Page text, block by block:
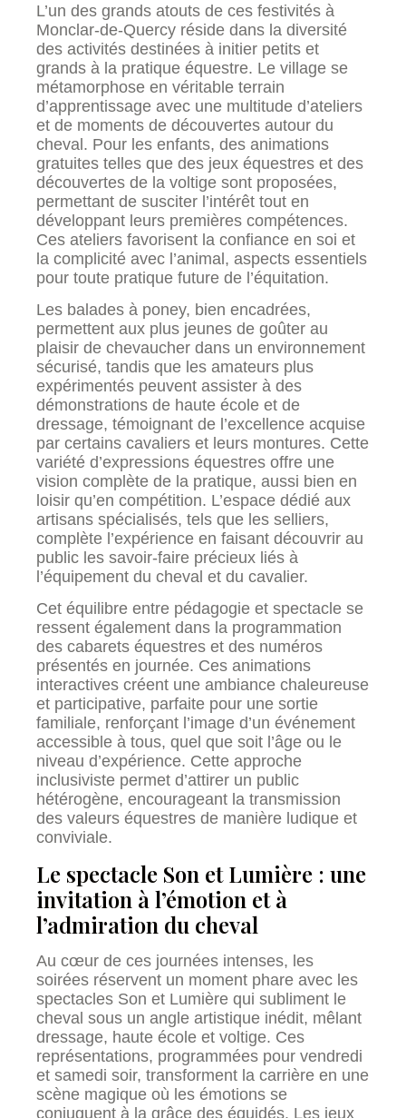
L’un des grands atouts de ces festivités à
Monclar-de-Quercy réside dans la diversité
des activités destinées à initier petits et
grands à la pratique équestre. Le village se
métamorphose en véritable terrain
d’apprentissage avec une multitude d’ateliers
et de moments de découvertes autour du
cheval. Pour les enfants, des animations
gratuites telles que des jeux équestres et des
découvertes de la voltige sont proposées,
permettant de susciter l’intérêt tout en
développant leurs premières compétences.
Ces ateliers favorisent la confiance en soi et
la complicité avec l’animal, aspects essentiels
pour toute pratique future de l’équitation.
Les balades à poney, bien encadrées,
permettent aux plus jeunes de goûter au
plaisir de chevaucher dans un environnement
sécurisé, tandis que les amateurs plus
expérimentés peuvent assister à des
démonstrations de haute école et de
dressage, témoignant de l’excellence acquise
par certains cavaliers et leurs montures. Cette
variété d’expressions équestres offre une
vision complète de la pratique, aussi bien en
loisir qu’en compétition. L’espace dédié aux
artisans spécialisés, tels que les selliers,
complète l’expérience en faisant découvrir au
public les savoir-faire précieux liés à
l’équipement du cheval et du cavalier.
Cet équilibre entre pédagogie et spectacle se
ressent également dans la programmation
des cabarets équestres et des numéros
présentés en journée. Ces animations
interactives créent une ambiance chaleureuse
et participative, parfaite pour une sortie
familiale, renforçant l’image d’un événement
accessible à tous, quel que soit l’âge ou le
niveau d’expérience. Cette approche
inclusiviste permet d’attirer un public
hétérogène, encourageant la transmission
des valeurs équestres de manière ludique et
conviviale.
Le spectacle Son et Lumière : une
invitation à l’émotion et à
l’admiration du cheval
Au cœur de ces journées intenses, les
soirées réservent un moment phare avec les
spectacles Son et Lumière qui subliment le
cheval sous un angle artistique inédit, mêlant
dressage, haute école et voltige. Ces
représentations, programmées pour vendredi
et samedi soir, transforment la carrière en une
scène magique où les émotions se
conjuguent à la grâce des équidés. Les jeux